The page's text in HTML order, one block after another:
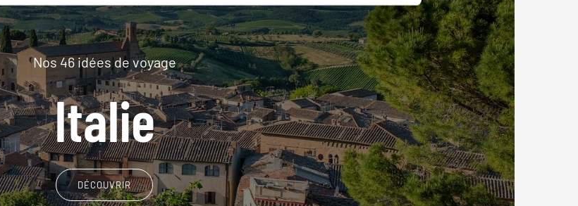
Nos 46 idées de voyage
Italie
DÉCOUVRIR